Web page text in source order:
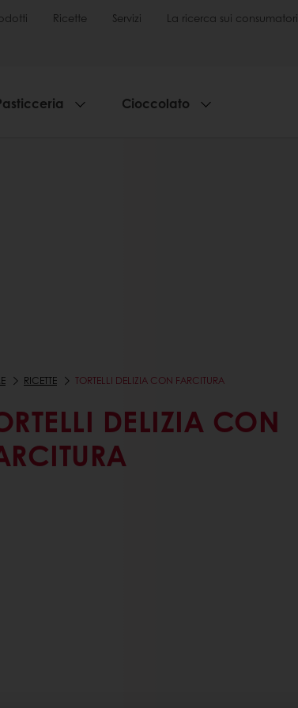
Ricette Servizi La ricerca sui consumatori
Cioccolato
RICETTE TORTELLI DELIZIA CON FARCITURA
DELIZIA CON